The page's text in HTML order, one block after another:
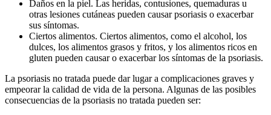
Daños en la piel. Las heridas, contusiones, quemaduras u
otras lesiones cutáneas pueden causar psoriasis o exacerbar
sus síntomas.
Ciertos alimentos. Ciertos alimentos, como el alcohol, los
dulces, los alimentos grasos y fritos, y los alimentos ricos en
gluten pueden causar o exacerbar los síntomas de la psoriasis.
La psoriasis no tratada puede dar lugar a complicaciones graves y
empeorar la calidad de vida de la persona. Algunas de las posibles
consecuencias de la psoriasis no tratada pueden ser: